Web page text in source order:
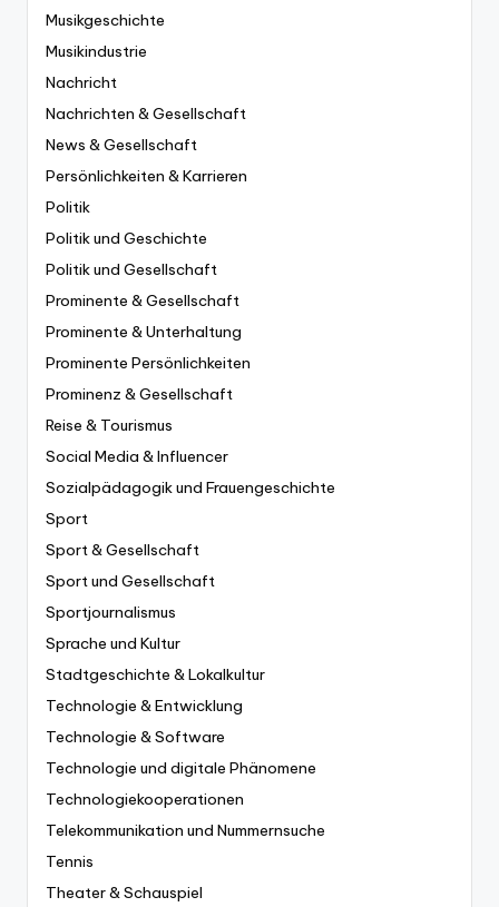
Musikgeschichte
Musikindustrie
Nachricht
Nachrichten & Gesellschaft
News & Gesellschaft
Persönlichkeiten & Karrieren
Politik
Politik und Geschichte
Politik und Gesellschaft
Prominente & Gesellschaft
Prominente & Unterhaltung
Prominente Persönlichkeiten
Prominenz & Gesellschaft
Reise & Tourismus
Social Media & Influencer
Sozialpädagogik und Frauengeschichte
Sport
Sport & Gesellschaft
Sport und Gesellschaft
Sportjournalismus
Sprache und Kultur
Stadtgeschichte & Lokalkultur
Technologie & Entwicklung
Technologie & Software
Technologie und digitale Phänomene
Technologiekooperationen
Telekommunikation und Nummernsuche
Tennis
Theater & Schauspiel